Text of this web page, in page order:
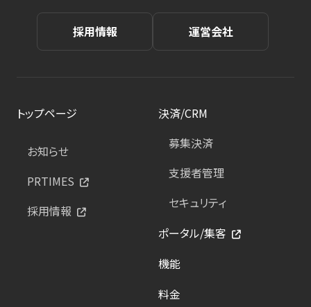
採用情報 運営会社
トップページ
お知らせ
PRTIMES
採用情報
決済/CRM
募集決済
支援者管理
セキュリティ
ポータル/集客
機能
料金